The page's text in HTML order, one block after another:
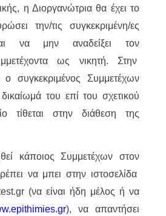
η Διοργανώτρια θα έχει το
την/τις συγκεκριμένη/ες
να μην αναδείξει τον
ως νικητή. Στην
συγκεκριμένος Συμμετέχων
δικαίωμά του επί του σχετικού
τίθεται στην διάθεση της
κάποιος Συμμετέχων στον
να μπει στην ιστοσελίδα
(να είναι ήδη μέλος ή να
), να απαντήσει